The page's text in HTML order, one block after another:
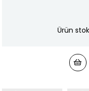
Ürün